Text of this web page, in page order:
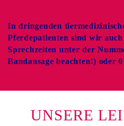
In dringenden
Pferdepatienten sind wir
Sprechzeiten unter der
Bandansage beachten!) oder
UNSERE